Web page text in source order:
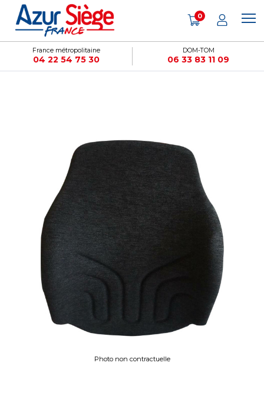
France métropolitaine
04 22 54 75 30
DOM-TOM
06 33 83 11 09
0
Photo non contractuelle
Panneau de gestion des cookies